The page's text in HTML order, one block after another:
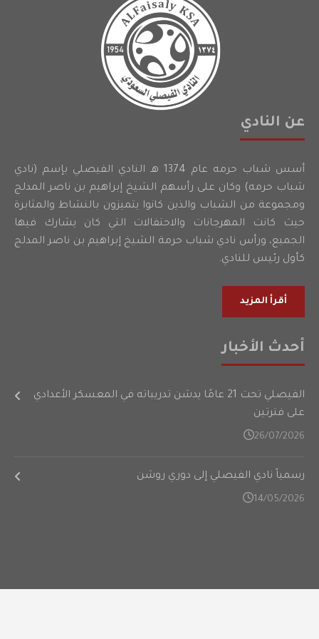
عن النادي
أسس شباب حرمه عام 1374 هـ النادي الفيصلي بإسم (نادي
شباب حرمه) وكان على رأسهم الشيخ إبراهيم بن ناصر المدلج
ومجموعة من الشباب والذين كانوا يتميزون بالنشاط والمثابرة
حيث كانت المهرجانات والاحتفالات التي كان يشارك فيها
الجميع، ورأس نادي شباب حرمة الشيخ إبراهيم بن ناصر المدلج
كأول رئيس للنادي.
أقرأ المزيد
أحدث الأخبار
الفيصلي تحت 21 عامًا يدشن تدريباته في المعسكر الأعدادي
على فترتين
26/07/2026
رسمياً نادي الفيصلي إلى دوري روشن
14/05/2026